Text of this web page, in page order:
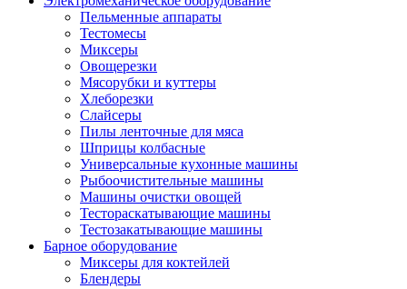
Пельменные аппараты
Тестомесы
Миксеры
Овощерезки
Мясорубки и куттеры
Хлеборезки
Слайсеры
Пилы ленточные для мяса
Шприцы колбасные
Универсальные кухонные машины
Рыбоочистительные машины
Машины очистки овощей
Тестораскатывающие машины
Тестозакатывающие машины
Барное оборудование
Миксеры для коктейлей
Блендеры